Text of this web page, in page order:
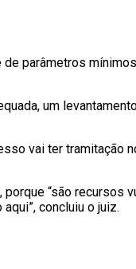
parâmetros
um
vai ter tramitação
“são
concluiu o juiz.